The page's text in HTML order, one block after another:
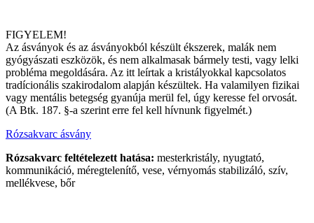
FIGYELEM!
Az ásványok és az ásványokból készült ékszerek, malák nem
gyógyászati eszközök, és nem alkalmasak bármely testi, vagy lelki
probléma megoldására. Az itt leírtak a kristályokkal kapcsolatos
tradícionális szakirodalom alapján készültek. Ha valamilyen fizikai
vagy mentális betegség gyanúja merül fel, úgy keresse fel orvosát.
(A Btk. 187. §-a szerint erre fel kell hívnunk figyelmét.)
Rózsakvarc ásvány
Rózsakvarc feltételezett hatása: mesterkristály, nyugtató,
kommunikáció, méregtelenítő, vese, vérnyomás stabilizáló, szív,
mellékvese, bőr